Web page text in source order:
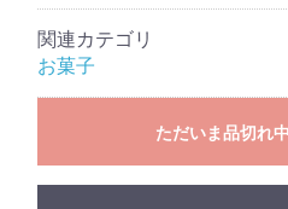
関連カテゴリ
お菓子
ただいま品切れ中